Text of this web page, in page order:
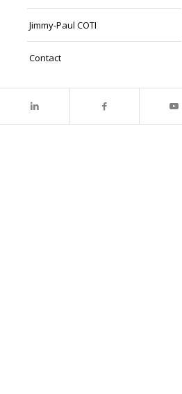
Jimmy-Paul COTI
Contact